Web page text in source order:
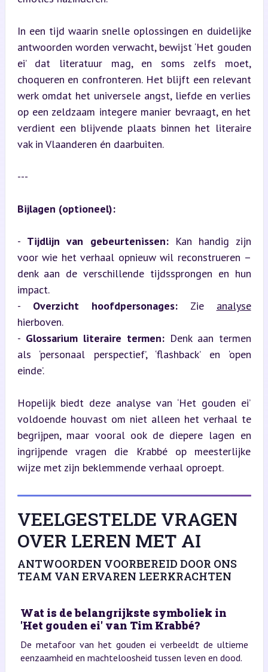
In een tijd waarin snelle oplossingen en duidelijke
antwoorden worden verwacht, bewijst ‘Het gouden
ei’ dat literatuur mag, en soms zelfs moet,
choqueren en confronteren. Het blijft een relevant
werk omdat het universele angst, liefde en verlies
op een zeldzaam integere manier bevraagt, en het
verdient een blijvende plaats binnen het literaire
vak in Vlaanderen én daarbuiten.
---
Bijlagen (optioneel):
- Tijdlijn van gebeurtenissen: Kan handig zijn
voor wie het verhaal opnieuw wil reconstrueren –
denk aan de verschillende tijdssprongen en hun
impact.
- Overzicht hoofdpersonages: Zie analyse
hierboven.
- Glossarium literaire termen: Denk aan termen
als ‘personaal perspectief’, ‘flashback’ en ‘open
einde’.
Hopelijk biedt deze analyse van ‘Het gouden ei’
voldoende houvast om niet alleen het verhaal te
begrijpen, maar vooral ook de diepere lagen en
ingrijpende vragen die Krabbé op meesterlijke
wijze met zijn beklemmende verhaal oproept.
VEELGESTELDE VRAGEN
OVER LEREN MET AI
ANTWOORDEN VOORBEREID DOOR ONS
TEAM VAN ERVAREN LEERKRACHTEN
Wat is de belangrijkste symboliek in
'Het gouden ei' van Tim Krabbé?
De metafoor van het gouden ei verbeeldt de ultieme
eenzaamheid en machteloosheid tussen leven en dood.